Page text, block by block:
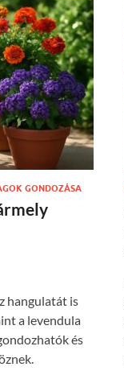
GONDOZÁSA
hangulatát is
a levendula
és